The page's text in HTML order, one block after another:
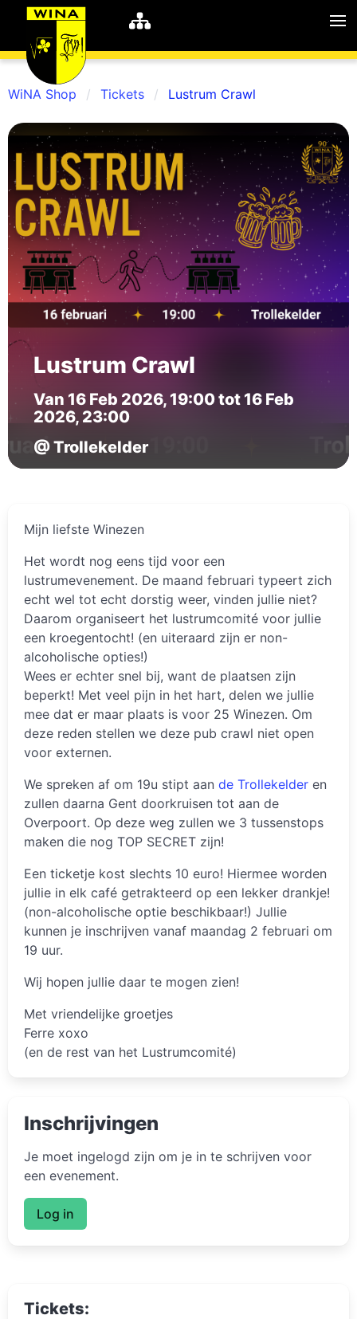
WiNA MyWiNA
Career
Shop
Studie
Home
Schachten
WiNA Shop Tickets Lustrum Crawl
Lustrum Crawl
Van 16 Feb 2026, 19:00 tot 16 Feb
2026, 23:00
@ Trollekelder
Mijn liefste Winezen
Het wordt nog eens tijd voor een
lustrumevenement. De maand februari typeert zich
echt wel tot echt dorstig weer, vinden jullie niet?
Daarom organiseert het lustrumcomité voor jullie
een kroegentocht! (en uiteraard zijn er non-
alcoholische opties!)
Wees er echter snel bij, want de plaatsen zijn
beperkt! Met veel pijn in het hart, delen we jullie
mee dat er maar plaats is voor 25 Winezen. Om
deze reden stellen we deze pub crawl niet open
voor externen.
We spreken af om 19u stipt aan de Trollekelder en
zullen daarna Gent doorkruisen tot aan de
Overpoort. Op deze weg zullen we 3 tussenstops
maken die nog TOP SECRET zijn!
Een ticketje kost slechts 10 euro! Hiermee worden
jullie in elk café getrakteerd op een lekker drankje!
(non-alcoholische optie beschikbaar!) Jullie
kunnen je inschrijven vanaf maandag 2 februari om
19 uur.
Wij hopen jullie daar te mogen zien!
Met vriendelijke groetjes
Ferre xoxo
(en de rest van het Lustrumcomité)
Inschrijvingen
Je moet ingelogd zijn om je in te schrijven voor
een evenement.
Log in
Tickets: